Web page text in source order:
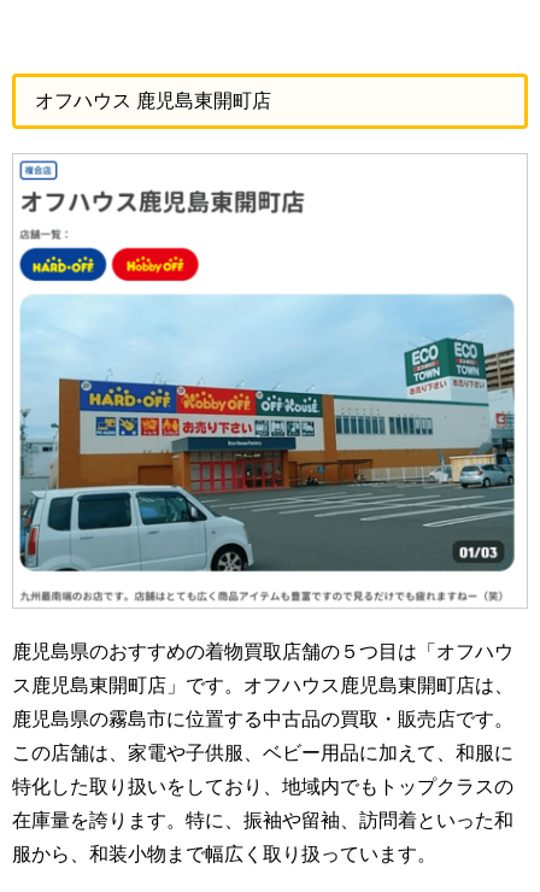
オフハウス 鹿児島東開町店
鹿児島県のおすすめの着物買取店舗の５つ目は「オフハウ
ス鹿児島東開町店」です。オフハウス鹿児島東開町店は、
鹿児島県の霧島市に位置する中古品の買取・販売店です。
この店舗は、家電や子供服、ベビー用品に加えて、和服に
特化した取り扱いをしており、地域内でもトップクラスの
在庫量を誇ります。特に、振袖や留袖、訪問着といった和
服から、和装小物まで幅広く取り扱っています。